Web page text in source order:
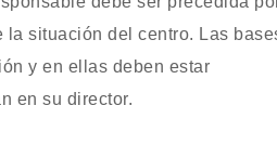
situación del centro. Las
y en ellas deben estar
en su director.